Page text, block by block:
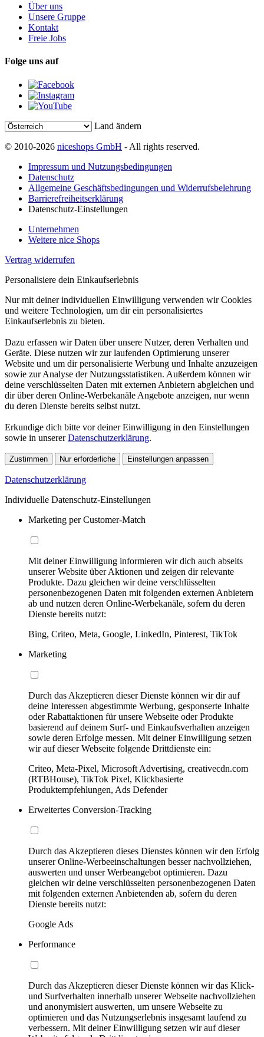
Über uns
Unsere Gruppe
Kontakt
Freie Jobs
Folge uns auf
Land ändern
© 2010-2026 niceshops GmbH - All rights reserved.
Impressum und Nutzungsbedingungen
Datenschutz
Allgemeine Geschäftsbedingungen und Widerrufsbelehrung
Barrierefreiheitserklärung
Datenschutz-Einstellungen
Unternehmen
Weitere nice Shops
Vertrag widerrufen
Personalisiere dein Einkaufserlebnis
Nur mit deiner individuellen Einwilligung verwenden wir Cookies
und weitere Technologien, um dir ein personalisiertes
Einkaufserlebnis zu bieten.
Dazu erfassen wir Daten über unsere Nutzer, deren Verhalten und
Geräte. Diese nutzen wir zur laufenden Optimierung unserer
Website und um dir personalisierte Werbung und Inhalte anzuzeigen
sowie zur Analyse der Nutzungsstatistiken. Außerdem können wir
deine verschlüsselten Daten mit externen Anbietern abgleichen und
dir über deren Online-Werbekanäle Angebote anzeigen, nur wenn
du deren Dienste bereits selbst nutzt.
Erkundige dich bitte vor deiner Einwilligung in den Einstellungen
sowie in unsererDatenschutzerklärung.
Zustimmen Nur erforderliche Einstellungen anpassen
Datenschutzerklärung
Individuelle Datenschutz-Einstellungen
Marketing per Customer-Match
Mit deiner Einwilligung informieren wir dich auch abseits
unserer Website über Aktionen und zeigen dir relevante
Produkte. Dazu gleichen wir deine verschlüsselten
personenbezogenen Daten mit folgenden externen Anbietern
ab und nutzen deren Online-Werbekanäle, sofern du deren
Dienste bereits nutzt:
Bing, Criteo, Meta, Google, LinkedIn, Pinterest, TikTok
Marketing
Durch das Akzeptieren dieser Dienste können wir dir auf
deine Interessen abgestimmte Werbung, gesponserte Inhalte
oder Rabattaktionen für unsere Webseite oder Produkte
basierend auf deinem Surf- und Einkaufsverhalten anzeigen
sowie deren Erfolge messen. Mit deiner Einwilligung setzen
wir auf dieser Webseite folgende Drittdienste ein:
Criteo, Meta-Pixel, Microsoft Advertising, creativecdn.com
(RTBHouse), TikTok Pixel, Klickbasierte
Produktempfehlungen, Ads Defender
Erweitertes Conversion-Tracking
Durch das Akzeptieren dieses Dienstes können wir den Erfolg
unserer Online-Werbeeinschaltungen besser nachvollziehen,
auswerten und unser Werbeangebot optimieren. Dazu
gleichen wir deine verschlüsselten personenbezogenen Daten
mit folgenden externen Anbietenden ab, sofern du deren
Dienste bereits nutzt:
Google Ads
Performance
Durch das Akzeptieren dieser Dienste können wir das Klick-
und Surfverhalten innerhalb unserer Webseite nachvollziehen
und anonymisiert auswerten, um unsere Webseite zu
optimieren und das Nutzungserlebnis insgesamt laufend zu
verbessern. Mit deiner Einwilligung setzen wir auf dieser